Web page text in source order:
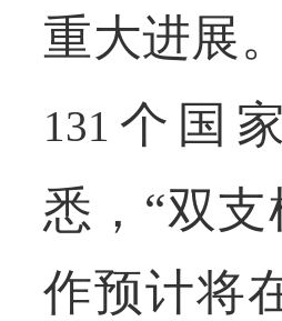
重大进展
131 个国
悉，“双
作预计将